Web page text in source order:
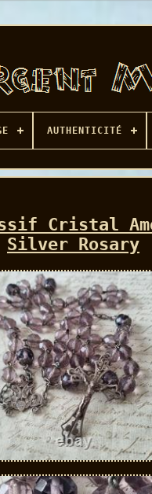
AUTHENTICITÉ
Cristal
Silver Rosary